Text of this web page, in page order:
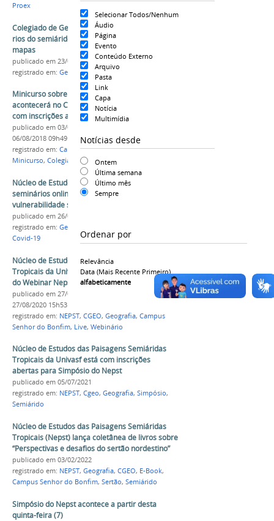
Selecionar Todos/Nenhum
Áudio
Página
Evento
Conteúdo Externo
Arquivo
Pasta
Link
Capa
Notícia
Multimídia
Notícias desde
Ontem
Última semana
Último mês
Sempre
Ordenar por
Relevância
Data (mais Recente Primeiro)
alfabeticamente
Proex
Colegiado de Geografia promove debates sobre
rios do semiárido e caráter ideológico dos
mapas
publicado em 23/07/2020
registrado em: Geografia NEPST,Webinar
Minicurso sobre mudanças climáticas
acontecerá no Campus Senhor do Bonfim e está
com inscrições abertas
publicado em 03/08/2018
06/08/2018 09h49
registrado em: Campus Senhor do Bonfim,
Minicurso, Colegiado de Geografia
Núcleo de Estudos da Univasf promove
seminários online sobre Geografia,
vulnerabilidade social e questões ambientais
publicado em 26/06/2020
registrado em: Geografia
Covid-19
Núcleo de Estudos das Paisagens Semiáridas
Tropicais da Univasf realiza mais duas edições
do Webinar Nepst
publicado em 27/08/2020 última modificaçãoem
27/08/2020 15h53
registrado em: NEPST, CGEO, Geografia, Campus
Senhor do Bonfim, Live, Webinário
Núcleo de Estudos das Paisagens Semiáridas
Tropicais da Univasf está com inscrições
abertas para Simpósio do Nepst
publicado em 05/07/2021
registrado em: NEPST, Cgeo, Geografia, Simpósio,
Semiárido
Núcleo de Estudos das Paisagens Semiáridas
Tropicais (Nepst) lança coletânea de livros sobre
“Perspectivas e desafios do sertão nordestino”
publicado em 03/02/2022
registrado em: NEPST, Geografia, CGEO, E-Book,
Campus Senhor do Bonfim, Sertão, Semiárido
Simpósio do Nepst acontece a partir desta
quinta-feira (7)